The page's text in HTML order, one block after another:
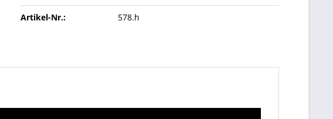
Artikel-Nr.: 578.h